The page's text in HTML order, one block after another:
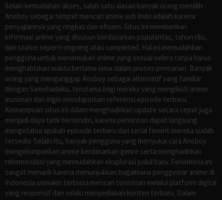
Selain kemudahan akses, salah satu alasan banyak orang memilih
Anoboy sebagai tempat mencari anime sub Indo adalah karena
penyajiannya yang ringkas dan efisien. Situs ini memberikan
informasi anime yang disusun berdasarkan popularitas, tahun rilis,
dan status seperti ongoing atau completed. Hal ini memudahkan
pengguna untuk menemukan anime yang sesuai selera tanpa harus
menghabiskan waktu berlama-lama dalam proses pencarian. Banyak
orang yang menganggap Anoboy sebagai alternatif yang familiar
dengan Samehadaku, terutama bagi mereka yang mengikuti anime
musiman dan ingin mendapatkan referensi episode terbaru.
Kemampuan situs ini dalam menghadirkan update secara cepat juga
menjadi daya tarik tersendiri, karena penonton dapat langsung
mengetahui apakah episode terbaru dari serial favorit mereka sudah
tersedia. Selain itu, banyak pengguna yang menyukai cara Anoboy
mengelompokkan anime berdasarkan genre serta menghadirkan
rekomendasi yang memudahkan eksplorasi judul baru. Fenomena ini
sangat menarik karena menunjukkan bagaimana penggemar anime di
Indonesia semakin terbiasa mencari tontonan melalui platform digital
yang responsif dan selalu menyediakan konten terbaru. Dalam